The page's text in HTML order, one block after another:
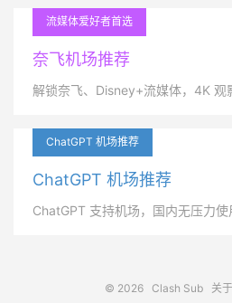
流媒体爱好者首选
奈飞机场推荐
解锁奈飞、Disney+流媒体，4K 观
ChatGPT 机场推荐
ChatGPT 机场推荐
ChatGPT 支持机场，国内无压力使
© 2026 Clash Sub 关